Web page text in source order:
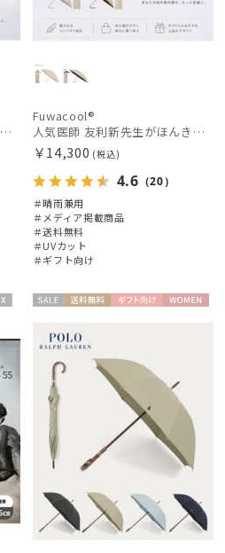
メンズ
人気医師 友利新先生がほんきで作った”絶対に忘れない誰でも日傘” 55【晴雨兼用折りたたみ日傘】フワクール® (Fuwacool®) 雨の日OK 軽量 遮光100% UV100%
Fuwacool®
人気医師 友利新先生がほんきで作った”絶対に忘れない誰でも日傘” 55【晴雨兼用折りたたみ日傘】フワクール® (Fuwacool®) 雨の日OK 軽量 遮光100% UV100%
￥14,300 (税込)
4.6 （20）
＃晴雨兼用
＃メディア掲載商品
＃送料無料
＃UVカット
＃ギフト向け
料